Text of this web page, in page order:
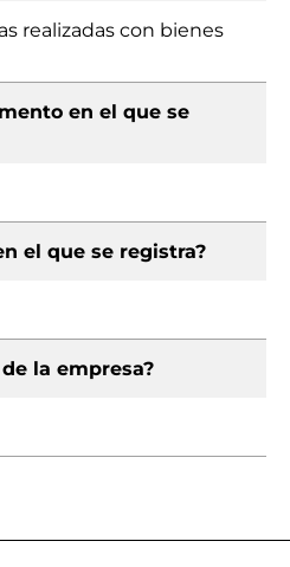
realizadas con bienes
en el que se
el que se registra?
la empresa?